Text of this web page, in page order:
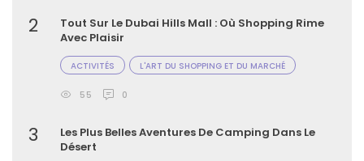
2
Tout Sur Le Dubai Hills Mall : Où Shopping Rime
Avec Plaisir
ACTIVITÉS L'ART DU SHOPPING ET DU MARCHÉ
55 0
3
Les Plus Belles Aventures De Camping Dans Le
Désert